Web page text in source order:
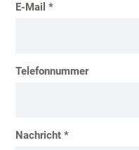
E-Mail *
Telefonnummer
Nachricht *